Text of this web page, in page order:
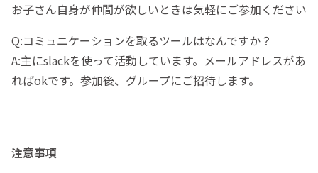
お子さん自身が仲間が欲しいときは気軽にご参加ください
Q:コミュニケーションを取るツールはなんですか？
A:主にslackを使って活動しています。メールアドレスがあ
ればokです。参加後、グループにご招待します。
注意事項